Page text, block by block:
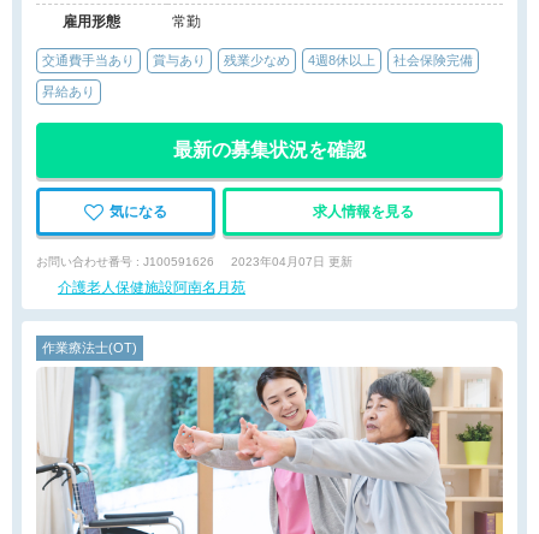
雇用形態
常勤
交通費手当あり 賞与あり 残業少なめ 4週8休以上 社会保険完備
昇給あり
最新の募集状況を確認
気になる 求人情報を見る
お問い合わせ番号 : J100591626 2023年04月07日 更新
介護老人保健施設阿南名月苑
作業療法士(OT)